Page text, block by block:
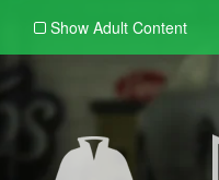
Show Adult Content